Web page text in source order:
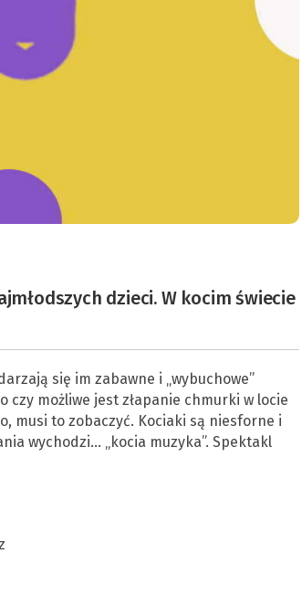
dzieci. W kocim świecie
się im zabawne i „wybuchowe”
możliwe jest złapanie chmurki w locie
musi to zobaczyć. Kociaki są niesforne i
wychodzi… „kocia muzyka”. Spektakl